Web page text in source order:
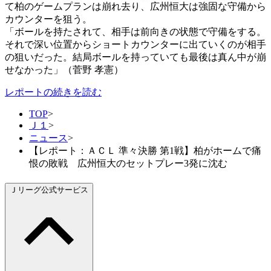
て柏のゲームプランは崩れ去り、広州恒大は強固な守備から
カウンターを狙う。
「ボールを持たされて、相手は前向きの状態で守備をする。
それで深い位置からショートカウンターに出ていくのが相手
の狙いだった。結局ボールを持っていても最後は真ん中が崩
せなかった」（菅野 孝憲）
レポートの続きを読む
TOP>
Ｊ１ >
ニュース>
【レポート：ＡＣＬ 準々決勝 第1戦】柏がホームで痛
恨の敗戦 広州恒大のセットプレー3発に沈む
Ｊリーグ公式サービス